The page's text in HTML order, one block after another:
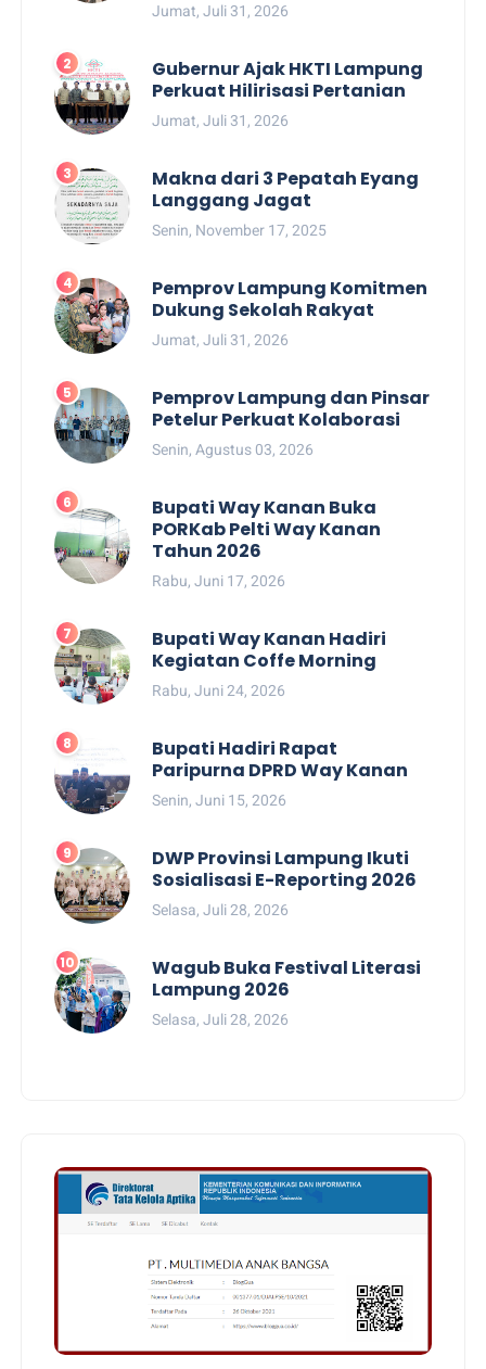
Jumat, Juli 31, 2026
Gubernur Ajak HKTI Lampung
Perkuat Hilirisasi Pertanian
Jumat, Juli 31, 2026
Makna dari 3 Pepatah Eyang
Langgang Jagat
Senin, November 17, 2025
Pemprov Lampung Komitmen
Dukung Sekolah Rakyat
Jumat, Juli 31, 2026
Pemprov Lampung dan Pinsar
Petelur Perkuat Kolaborasi
Senin, Agustus 03, 2026
Bupati Way Kanan Buka
PORKab Pelti Way Kanan
Tahun 2026
Rabu, Juni 17, 2026
Bupati Way Kanan Hadiri
Kegiatan Coffe Morning
Rabu, Juni 24, 2026
Bupati Hadiri Rapat
Paripurna DPRD Way Kanan
Senin, Juni 15, 2026
DWP Provinsi Lampung Ikuti
Sosialisasi E-Reporting 2026
Selasa, Juli 28, 2026
Wagub Buka Festival Literasi
Lampung 2026
Selasa, Juli 28, 2026